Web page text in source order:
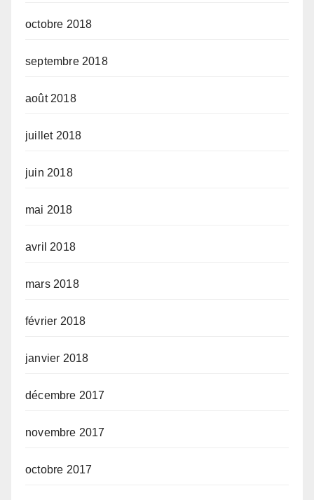
octobre 2018
septembre 2018
août 2018
juillet 2018
juin 2018
mai 2018
avril 2018
mars 2018
février 2018
janvier 2018
décembre 2017
novembre 2017
octobre 2017